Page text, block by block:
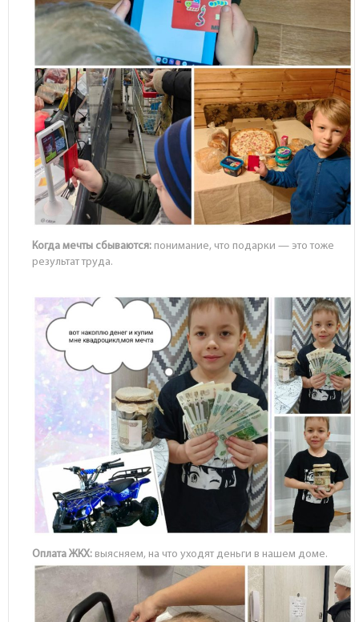
Когда мечты сбываются: понимание, что подарки — это тоже
результат труда.
Оплата ЖКХ: выясняем, на что уходят деньги в нашем доме.